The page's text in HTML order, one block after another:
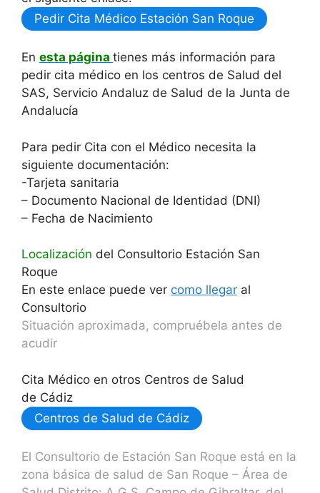
Pedir Cita Médico Estación San Roque
En esta página tienes más información para
pedir cita médico en los centros de Salud del
SAS, Servicio Andaluz de Salud de la Junta de
Andalucía
Para pedir Cita con el Médico necesita la
siguiente documentación:
-Tarjeta sanitaria
– Documento Nacional de Identidad (DNI)
– Fecha de Nacimiento
Localización del Consultorio Estación San
Roque
En este enlace puede ver como llegar al
Consultorio
Situación aproximada, compruébela antes de
acudir
Cita Médico en otros Centros de Salud
de Cádiz
Centros de Salud de Cádiz
El Consultorio de Estación San Roque está en la
zona básica de salud de San Roque – Área de